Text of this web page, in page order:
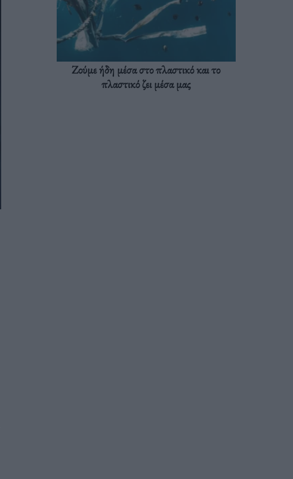
Ζούμε ήδη μέσα στο πλαστικό και το
πλαστικό ζει μέσα μας